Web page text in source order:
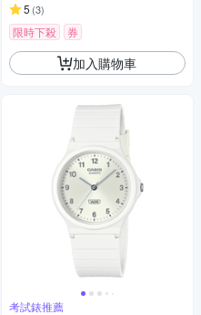
5 (3)
限時下殺 券
加入購物車
考試錶推薦